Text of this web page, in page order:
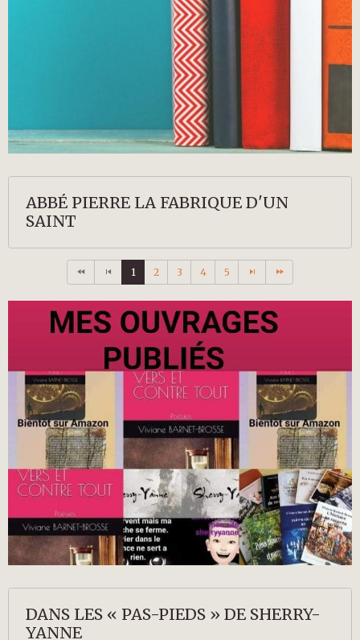
ABBÉ PIERRE LA FABRIQUE D'UN
SAINT
1 2 3 4 5
DANS LES « PAS-PIEDS » DE SHERRY-
YANNE